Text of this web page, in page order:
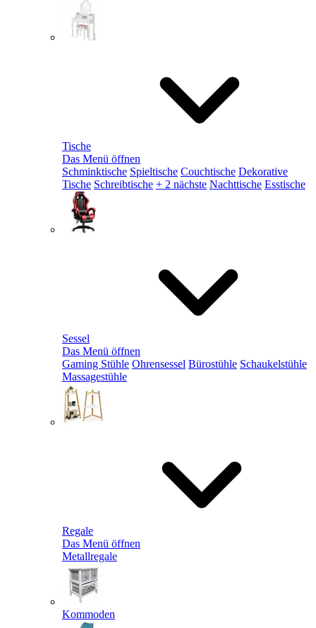
Tische
Das Menü öffnen
Schminktische Spieltische Couchtische Dekorative
Tische Schreibtische + 2 nächste Nachttische Esstische
Sessel
Das Menü öffnen
Gaming Stühle Ohrensessel Bürostühle Schaukelstühle
Massagestühle
Regale
Das Menü öffnen
Metallregale
Kommoden